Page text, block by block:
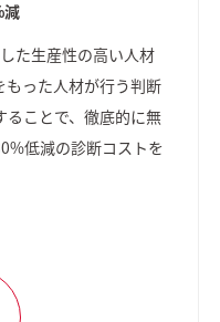
減
た生産性の高い人材
もった人材が行う判断
ることで、徹底的に無
低減の診断コストを